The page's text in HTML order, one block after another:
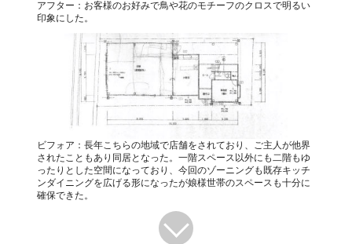
アフター：お客様のお好みで鳥や花のモチーフのクロスで明るい
印象にした。
ビフォア：長年こちらの地域で店舗をされており、ご主人が他界
されたこともあり同居となった。一階スペース以外にも二階もゆ
ったりとした空間になっており、今回のゾーニングも既存キッチ
ンダイニングを広げる形になったが娘様世帯のスペースも十分に
確保できた。